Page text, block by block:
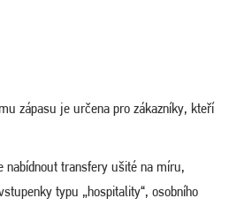
zápasu je určena pro zákazníky, kteří
nabídnout transfery ušité na míru,
typu „hospitality“, osobního